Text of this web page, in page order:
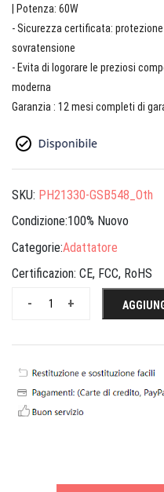
| Potenza: 60W
- Sicurezza certificata:
sovratensione
- Evita di logorare le preziosi
moderna
Garanzia : 12 mesi completi di
SKU: PH21330-GSB548_Oth
Condizione:100% Nuovo
Categorie:Adattatore
Certificazion: CE, FCC, RoHS
+
-